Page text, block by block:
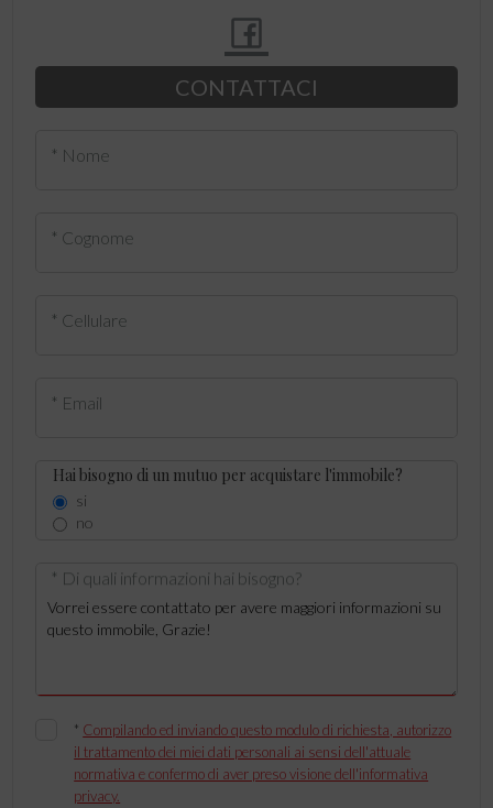
CONTATTACI
* Nome
* Cognome
* Cellulare
* Email
Hai bisogno di un mutuo per acquistare l'immobile?
si
no
* Di quali informazioni hai bisogno?
* Compilando ed inviando questo modulo di richiesta, autorizzo
il trattamento dei miei dati personali ai sensi dell'attuale
normativa e confermo di aver preso visione dell'informativa
privacy.